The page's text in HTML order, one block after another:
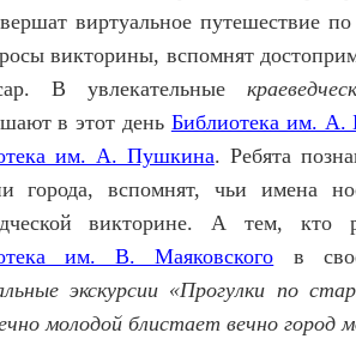
виртуальное путешествие
викторины, вспомнят
В увлекательные
в этот день Библиотека им. А.
им. А. Пушкина. Ребята
города, вспомнят, чьи имена
викторине. А тем, кто
им. В. Маяковского в
экскурсии «Прогулки по
молодой блистает вечно город